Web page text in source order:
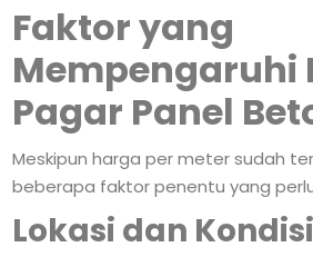
Faktor yang
Mempengaruhi
Pagar Panel
Meskipun harga per meter sudah
beberapa faktor penentu yang
Lokasi dan